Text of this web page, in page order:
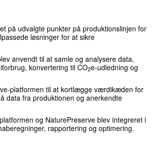
på udvalgte punkter på produktionslinjen for
løsninger for at sikre
anvendt til at samle og analysere data,
konvertering til CO2e-udledning og
platformen til at kortlægge værdikæden for
data fra produktionen og anerkendte
og NaturePreserve blev integreret i
rapportering og optimering.